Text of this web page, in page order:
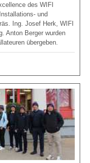
des WIFI
und
Ing. Josef Herk, WIFI
Anton Berger wurden
übergeben.